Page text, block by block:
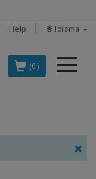
Help 🌐 Idioma
(0)